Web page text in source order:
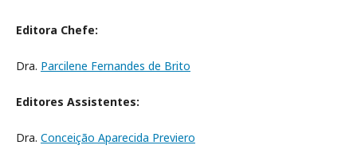
Editora Chefe:
Dra. Parcilene Fernandes de Brito
Editores Assistentes:
Dra. Conceição Aparecida Previero